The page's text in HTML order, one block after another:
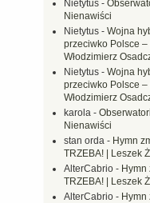
Nietytus -
Nienawiści
Nietytus - Wojna
przeciwko Polsce –
Włodzimierz
Nietytus - Wojna
przeciwko Polsce –
Włodzimierz
karola -
Nienawiści
stan orda - Hymn
TRZEBA! | Leszek
AlterCabrio - Hymn
TRZEBA! | Leszek
AlterCabrio - Hymn